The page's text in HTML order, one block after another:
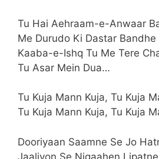
Tu Hai Aehraam-e-Anwaar
Me Durudo Ki Dastar Bandhe
Kaaba-e-Ishq Tu Me Tere
Tu Asar Mein Dua…
Tu Kuja Mann Kuja, Tu Kuja
Tu Kuja Mann Kuja, Tu Kuja
Dooriyaan Saamne Se Jo
Jaaliyon Se Nigaahen